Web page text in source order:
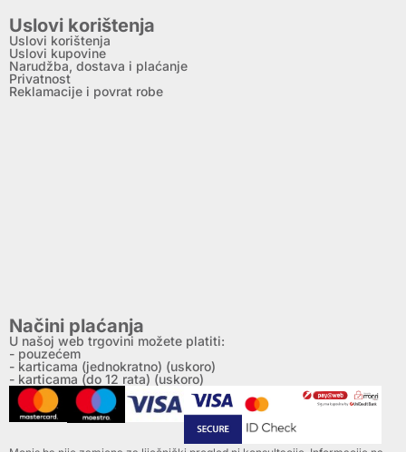
Uslovi korištenja
Uslovi korištenja
Uslovi kupovine
Narudžba, dostava i plaćanje
Privatnost
Reklamacije i povrat robe
Načini plaćanja
U našoj web trgovini možete platiti:
- pouzećem
- karticama (jednokratno) (uskoro)
- karticama (do 12 rata) (uskoro)